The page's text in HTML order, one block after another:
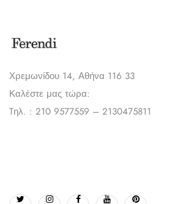
Χρεμωνίδου 14, Αθήνα 116 33
Καλέστε μας τώρα:
Tηλ. : 210 9577559 – 2130475811